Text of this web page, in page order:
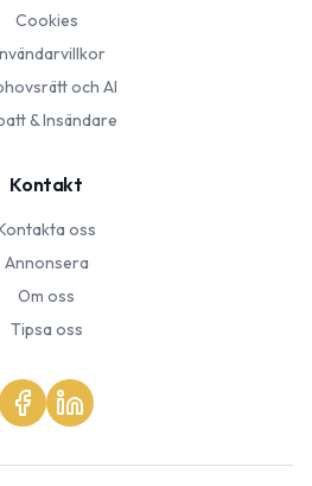
Cookies
och AI
& Insändare
Kontakt
oss
Annonsera
Om oss
Tipsa oss